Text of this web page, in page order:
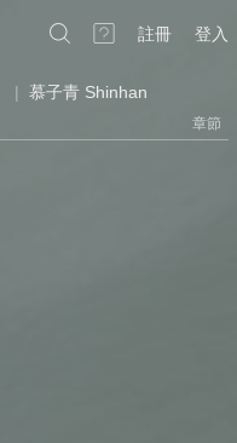
註冊 登入
|
慕子青 Shinhan
章節